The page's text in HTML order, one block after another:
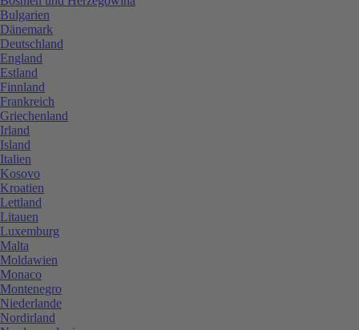
Bulgarien
Dänemark
Deutschland
England
Estland
Finnland
Frankreich
Griechenland
Irland
Island
Italien
Kosovo
Kroatien
Lettland
Litauen
Luxemburg
Malta
Moldawien
Monaco
Montenegro
Niederlande
Nordirland